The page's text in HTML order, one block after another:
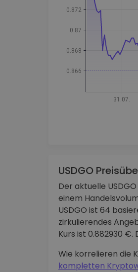
Finde
USDGO
Der aktuelle
einem
USDGO ist 64
zirkulierendes
Kurs ist 0.882930
Wie korrelieren die
kompletten